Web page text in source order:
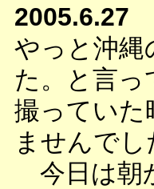
2005.6.27
やっと沖縄
た。と言っ
撮っていた
ませんでし
今日は朝